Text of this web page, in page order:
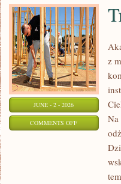
JUNE - 2 - 2026
COMMENTS OFFON
ĆWICZENIA
z
Na